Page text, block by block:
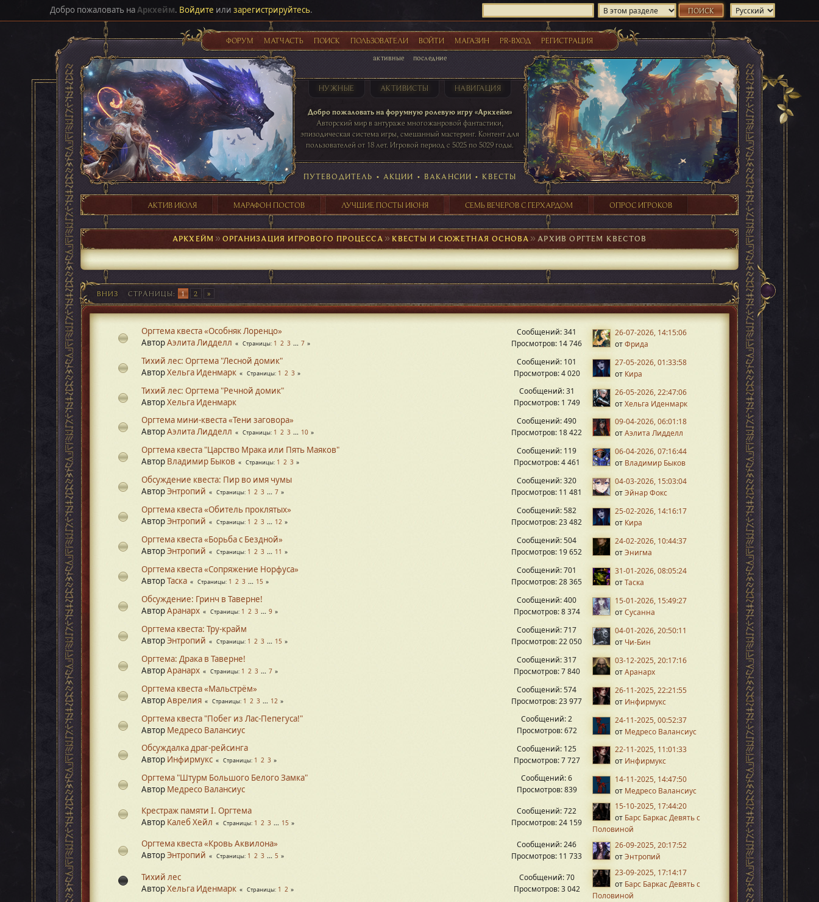
Добро пожаловать наАркхейм. Войдите или зарегистрируйтесь.
ФОРУМ МАТЧАСТЬ ПОИСК ПОЛЬЗОВАТЕЛИ ВОЙТИ МАГАЗИН PR-ВХОД РЕГИСТРАЦИЯ
активные последние
НУЖНЫЕ АКТИВИСТЫ НАВИГАЦИЯ
Добро пожаловать на форумную ролевую игру «Аркхейм»
Авторский мир в антураже многожанровой фантастики,
эпизодическая система игры, смешанный мастеринг. Контент для
пользователей от 18 лет. Игровой период с 5025 по 5029 годы.
таблице игровой активности
41 ПОСТОВ 31 ПОСТОВ 29 ПОСТОВ 24 ПОСТОВ
ПУТЕВОДИТЕЛЬ • АКЦИИ • ВАКАНСИИ • КВЕСТЫ
АКТИВ ИЮЛЯ МАРАФОН ПОСТОВ ЛУЧШИЕ ПОСТЫ ИЮНЯ СЕМЬ ВЕЧЕРОВ С ГЕРХАРДОМ ОПРОС ИГРОКОВ
АРКХЕЙМ ►ОРГАНИЗАЦИЯ ИГРОВОГО ПРОЦЕССА ►КВЕСТЫ И СЮЖЕТНАЯ ОСНОВА ►АРХИВ ОРГТЕМ КВЕСТОВ
ВНИЗ СТРАНИЦЫ 1 2
Оргтема квеста «Особняк Лоренцо»
АвторАэлита Лидделл Страницы 1 2 3 ... 7
Сообщений: 341
Просмотров: 14 746
26-07-2026, 14:15:06
отФрида
Тихий лес: Оргтема "Лесной домик"
АвторХельга Иденмарк Страницы 1 2 3
Сообщений: 101
Просмотров: 4 020
27-05-2026, 01:33:58
от Кира
Тихий лес: Оргтема "Речной домик"
АвторХельга Иденмарк
Сообщений: 31
Просмотров: 1 749
26-05-2026, 22:47:06
отХельга Иденмарк
Оргтема мини-квеста «Тени заговора»
АвторАэлита Лидделл Страницы 1 2 3 ... 10
Сообщений: 490
Просмотров: 18 422
09-04-2026, 06:01:18
отАэлита Лидделл
Оргтема квеста "Царство Мрака или Пять Маяков"
Автор Владимир Быков Страницы 1 2 3
Сообщений: 119
Просмотров: 4 461
06-04-2026, 07:16:44
от Владимир Быков
Обсуждение квеста: Пир во имя чумы
АвторЭнтропий Страницы 1 2 3 ... 7
Сообщений: 320
Просмотров: 11 481
04-03-2026, 15:03:04
отЭйнар Фокс
Оргтема квеста «Обитель проклятых»
АвторЭнтропий Страницы 1 2 3 ... 12
Сообщений: 582
Просмотров: 23 482
25-02-2026, 14:16:17
от Кира
Оргтема квеста «Борьба с Бездной»
АвторЭнтропий Страницы 1 2 3 ... 11
Сообщений: 504
Просмотров: 19 652
24-02-2026, 10:44:37
отЭнигма
Оргтема квеста «Сопряжение Норфуса»
АвторТаска Страницы 1 2 3 ... 15
Сообщений: 701
Просмотров: 28 365
31-01-2026, 08:05:24
отТаска
Обсуждение: Гринч в Таверне!
АвторАранарх Страницы 1 2 3 ... 9
Сообщений: 400
Просмотров: 8 374
15-01-2026, 15:49:27
отСусанна
Оргтема квеста: Тру-крайм
АвторЭнтропий Страницы 1 2 3 ... 15
Сообщений: 717
Просмотров: 22 050
04-01-2026, 20:50:11
от Чи-Бин
Оргтема: Драка в Таверне!
АвторАранарх Страницы 1 2 3 ... 7
Сообщений: 317
Просмотров: 7 840
03-12-2025, 20:17:16
отАранарх
Оргтема квеста «Мальстрём»
АвторАврелия Страницы 1 2 3 ... 12
Сообщений: 574
Просмотров: 23 977
26-11-2025, 22:21:55
от Инфирмукс
Оргтема квеста "Побег из Лас-Пепегуса!"
Автор Медресо Валансиус
Сообщений: 2
Просмотров: 672
24-11-2025, 00:52:37
от Медресо Валансиус
Обсуждалка драг-рейсинга
Автор Инфирмукс Страницы 1 2 3
Сообщений: 125
Просмотров: 7 727
22-11-2025, 11:01:33
от Инфирмукс
Оргтема "Штурм Большого Белого Замка"
Автор Медресо Валансиус
Сообщений: 6
Просмотров: 839
14-11-2025, 14:47:50
от Медресо Валансиус
Крестраж памяти I. Оргтема
Автор Калеб Хейл Страницы 1 2 3 ... 15
Сообщений: 722
Просмотров: 24 159
15-10-2025, 17:44:20
от Барс Баркас Девять с
Половиной
Оргтема квеста «Кровь Аквилона»
АвторЭнтропий Страницы 1 2 3 ... 5
Сообщений: 246
Просмотров: 11 733
26-09-2025, 20:17:52
отЭнтропий
Тихий лес
АвторХельга Иденмарк Страницы 1 2
Сообщений: 70
Просмотров: 3 042
23-09-2025, 17:14:17
от Барс Баркас Девять с
Половиной